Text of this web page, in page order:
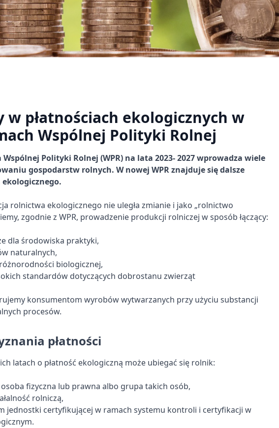
w płatnościach ekologicznych w
Wspólnej Polityki Rolnej
Polityki Rolnej (WPR) na lata 2023- 2027 wprowadza wiele
gospodarstw rolnych. W nowej WPR znajduje się dalsze
rolnictwa ekologicznego nie uległa zmianie i jako „rolnictwo
zgodnie z WPR, prowadzenie produkcji rolniczej w sposób łączący:
dla środowiska praktyki,
naturalnych,
biologicznej,
standardów dotyczących dobrostanu zwierząt
konsumentom wyrobów wytwarzanych przy użyciu substancji
procesów.
płatności
latach o płatność ekologiczną może ubiegać się rolnik:
fizyczna lub prawna albo grupa takich osób,
rolniczą,
jednostki certyfikującej w ramach systemu kontroli i certyfikacji w